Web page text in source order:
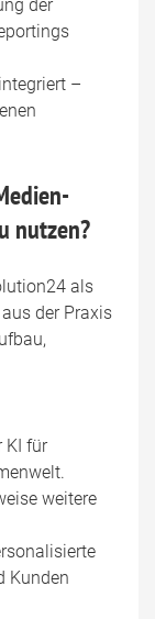
der
–
nutzen?
als
der Praxis
KI für
weitere
Kunden